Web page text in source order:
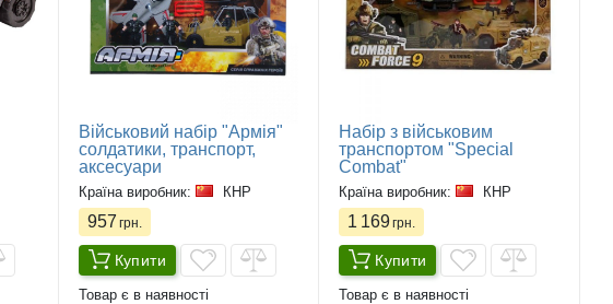
Військовий набір "Армія"
солдатики, транспорт,
аксесуари
Країна виробник: КНР
957 грн.
Купити
Товар є в наявності
Набір з військовим
транспортом "Special
Combat"
Країна виробник: КНР
1 169грн.
Купити
Товар є в наявності